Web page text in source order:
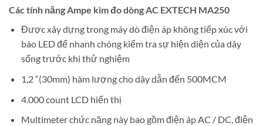
Các tính năng Ampe kìm đo dòng AC EXTECH MA250
Được xây dựng trong máy dò điện áp không tiếp xúc với
báo LED để nhanh chóng kiểm tra sự hiện diện của dây
sống trước khi thử nghiệm
1,2 “(30mm) hàm lượng cho dây dẫn đến 500MCM
4.000 count LCD hiển thị
Multimeter chức năng này bao gồm điện áp AC / DC, điện